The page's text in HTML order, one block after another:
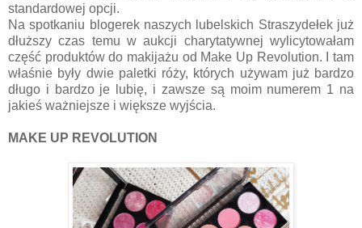
standardowej opcji.
Na spotkaniu blogerek naszych lubelskich Straszydełek już
dłuższy czas temu w aukcji charytatywnej wylicytowałam
część produktów do makijażu od Make Up Revolution. I tam
właśnie były dwie paletki róży, których używam już bardzo
długo i bardzo je lubię, i zawsze są moim numerem 1 na
jakieś ważniejsze i większe wyjścia.
MAKE UP REVOLUTION